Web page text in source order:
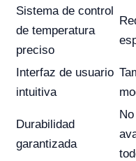
Sistema de control
de temperatura
preciso
Interfaz de usuario
intuitiva
Durabilidad
garantizada